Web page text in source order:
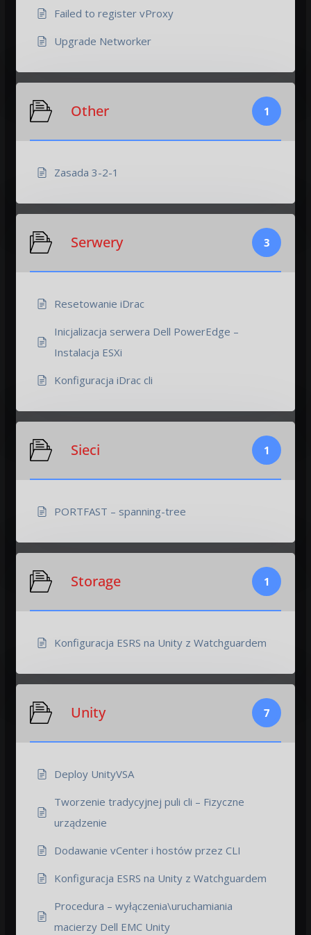
Failed to register vProxy
Upgrade Networker
Other 1
Zasada 3-2-1
Serwery 3
Resetowanie iDrac
Inicjalizacja serwera Dell PowerEdge –
Instalacja ESXi
Konfiguracja iDrac cli
Sieci 1
PORTFAST – spanning-tree
Storage 1
Konfiguracja ESRS na Unity z Watchguardem
Unity 7
Deploy UnityVSA
Tworzenie tradycyjnej puli cli – Fizyczne
urządzenie
Dodawanie vCenter i hostów przez CLI
Konfiguracja ESRS na Unity z Watchguardem
Procedura – wyłączenia\uruchamiania
macierzy Dell EMC Unity